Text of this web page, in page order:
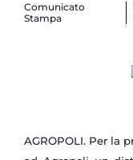
Comunicato
Stampa
AGROPOLI. Per la